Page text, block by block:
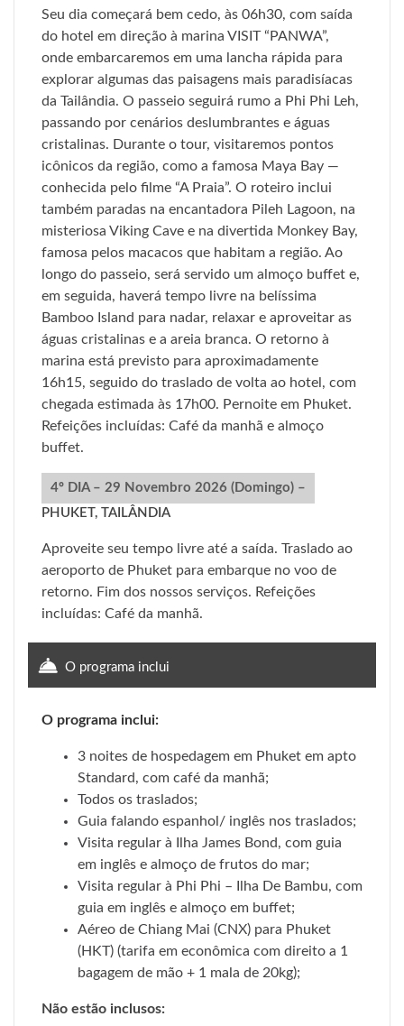
Seu dia começará bem cedo, às 06h30, com saída
do hotel em direção à marina VISIT “PANWA”,
onde embarcaremos em uma lancha rápida para
explorar algumas das paisagens mais paradisíacas
da Tailândia. O passeio seguirá rumo a Phi Phi Leh,
passando por cenários deslumbrantes e águas
cristalinas. Durante o tour, visitaremos pontos
icônicos da região, como a famosa Maya Bay —
conhecida pelo filme “A Praia”. O roteiro inclui
também paradas na encantadora Pileh Lagoon, na
misteriosa Viking Cave e na divertida Monkey Bay,
famosa pelos macacos que habitam a região. Ao
longo do passeio, será servido um almoço buffet e,
em seguida, haverá tempo livre na belíssima
Bamboo Island para nadar, relaxar e aproveitar as
águas cristalinas e a areia branca. O retorno à
marina está previsto para aproximadamente
16h15, seguido do traslado de volta ao hotel, com
chegada estimada às 17h00. Pernoite em Phuket.
Refeições incluídas: Café da manhã e almoço
buffet.
4º DIA – 29 Novembro 2026 (Domingo) –
PHUKET, TAILÂNDIA
Aproveite seu tempo livre até a saída. Traslado ao
aeroporto de Phuket para embarque no voo de
retorno. Fim dos nossos serviços. Refeições
incluídas: Café da manhã.
O programa inclui
O programa inclui:
3 noites de hospedagem em Phuket em apto
Standard, com café da manhã;
Todos os traslados;
Guia falando espanhol/ inglês nos traslados;
Visita regular à Ilha James Bond, com guia
em inglês e almoço de frutos do mar;
Visita regular à Phi Phi – Ilha De Bambu, com
guia em inglês e almoço em buffet;
Aéreo de Chiang Mai (CNX) para Phuket
(HKT) (tarifa em econômica com direito a 1
bagagem de mão + 1 mala de 20kg);
Não estão inclusos: